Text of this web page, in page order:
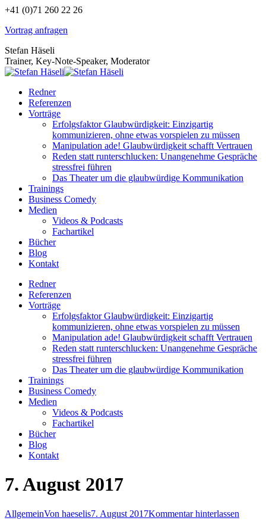
Zum
springen
+41 (0)71 260 22 26
Vortrag anfragen
Stefan Häseli
Trainer, Key-Note-Speaker, Moderator
Redner
Referenzen
Vorträge
Erfolgsfaktor Glaubwürdigkeit: Einzigartig
kommunizieren, ohne etwas vorspielen zu müssen
Manipulation ade! Glaubwürdigkeit schafft Vertrauen
Reden statt runterschlucken: Unangenehme Gespräche
stressfrei führen
Das Theater um die glaubwürdige Kommunikation
Trainings
Business Comedy
Medien
Videos & Podcasts
Fachartikel
Bücher
Blog
Kontakt
Redner
Referenzen
Vorträge
Erfolgsfaktor Glaubwürdigkeit: Einzigartig
kommunizieren, ohne etwas vorspielen zu müssen
Manipulation ade! Glaubwürdigkeit schafft Vertrauen
Reden statt runterschlucken: Unangenehme Gespräche
stressfrei führen
Das Theater um die glaubwürdige Kommunikation
Trainings
Business Comedy
Medien
Videos & Podcasts
Fachartikel
Bücher
Blog
Kontakt
7. August 2017
AllgemeinVon haeselis7. August 2017Kommentar hinterlassen